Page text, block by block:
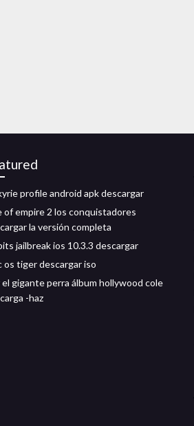
profile android apk descargar
of empire 2 los conquistadores
la versión completa
jailbreak ios 10.3.3 descargar
os tiger descargar iso
el gigante perra álbum hollywood cole
-haz